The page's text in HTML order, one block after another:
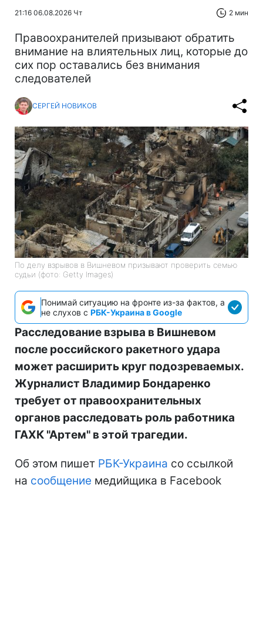
21:16 06.08.2026 Чт 2 мин
Правоохранителей призывают обратить
внимание на влиятельных лиц, которые до
сих пор оставались без внимания
следователей
СЕРГЕЙ НОВИКОВ
По делу взрывов в Вишневом призывают проверить семью
судьи (фото: Getty Images)
Понимай ситуацию на фронте из-за фактов, а
не слухов с РБК-Украина в Google
Расследование взрыва в Вишневом
после российского ракетного удара
может расширить круг подозреваемых.
Журналист Владимир Бондаренко
требует от правоохранительных
органов расследовать роль работника
ГАХК "Артем" в этой трагедии.
Об этом пишет РБК-Украина со ссылкой
на сообщение медийщика в Facebook